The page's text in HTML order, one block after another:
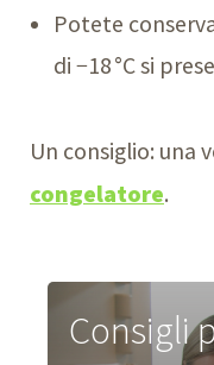
Potete
di −18 °C si
Un consiglio: una
congelatore.
Consigli